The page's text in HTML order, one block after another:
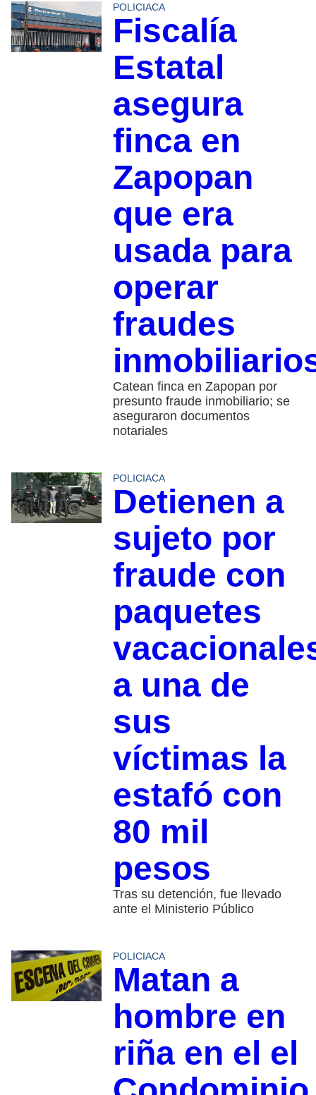
POLICIACA
Fiscalía
Estatal
asegura
finca en
Zapopan
que era
usada para
operar
fraudes
Catean finca en Zapopan por
presunto fraude inmobiliario; se
aseguraron documentos
notariales
POLICIACA
Detienen a
sujeto por
fraude con
paquetes
a una de
sus
víctimas la
estafó con
80 mil
pesos
Tras su detención, fue llevado
ante el Ministerio Público
POLICIACA
Matan a
hombre en
riña en el el